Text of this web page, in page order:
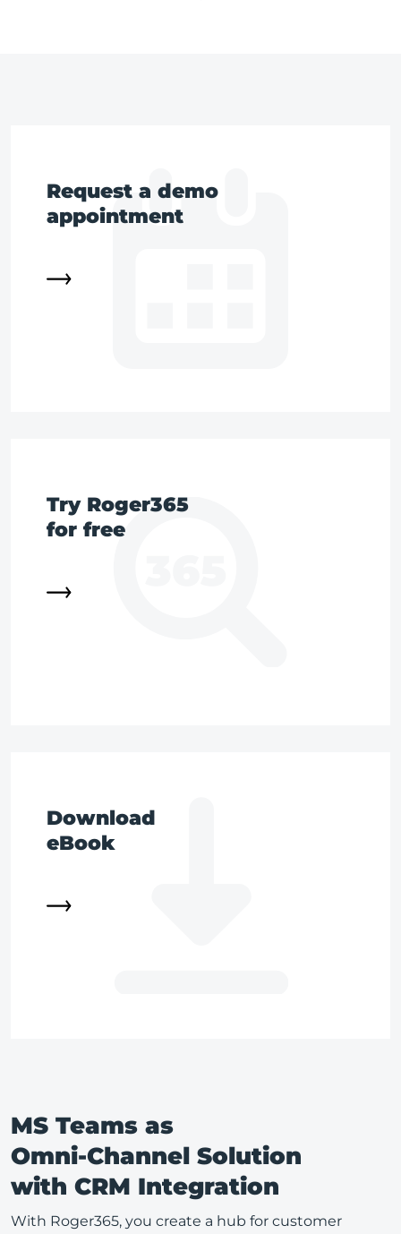
Request a demo
appointment
Try Roger365
for free
Download
eBook
MS Teams as
Omni-Channel Solution
with CRM Integration
With Roger365, you create a hub for customer